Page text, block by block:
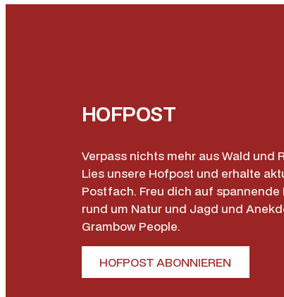
HOFPOST
Verpass nichts mehr aus Wald und
Lies unsere Hofpost und erhalte
Postfach. Freu dich auf
rund um Natur und Jagd und
Grambow People.
HOFPOST ABONNIEREN